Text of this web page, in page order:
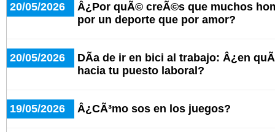
20/05/2026
Â¿Por quÃ© creÃ©s que muchos
por un deporte que por amor?
20/05/2026
DÃ­a de ir en bici al trabajo: Â¿en
hacia tu puesto laboral?
19/05/2026 Â¿CÃ³mo sos en los juegos?